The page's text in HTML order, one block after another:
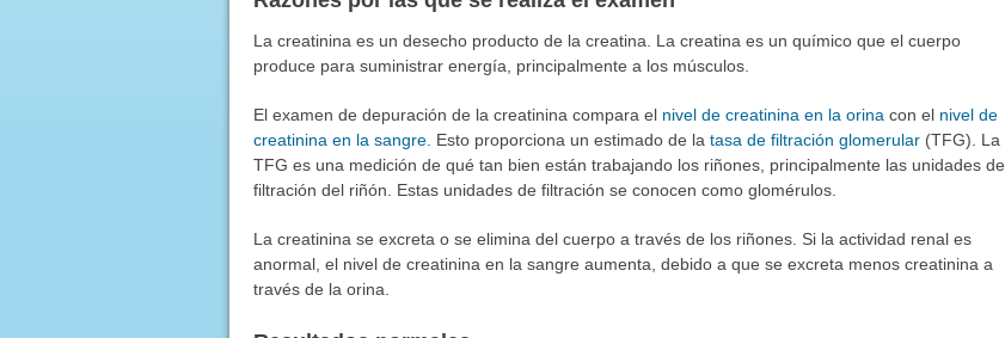
La creatinina es un desecho producto de la creatina. La creatina es un químico que el cuerpo
produce para suministrar energía, principalmente a los músculos.
El examen de depuración de la creatinina compara el nivel de creatinina en la orina con el nivel de
creatinina en la sangre. Esto proporciona un estimado de la tasa de filtración glomerular(TFG). La
TFG es una medición de qué tan bien están trabajando los riñones, principalmente las unidades de
filtración del riñón. Estas unidades de filtración se conocen como glomérulos.
La creatinina se excreta o se elimina del cuerpo a través de los riñones. Si la actividad renal es
anormal, el nivel de creatinina en la sangre aumenta, debido a que se excreta menos creatinina a
través de la orina.